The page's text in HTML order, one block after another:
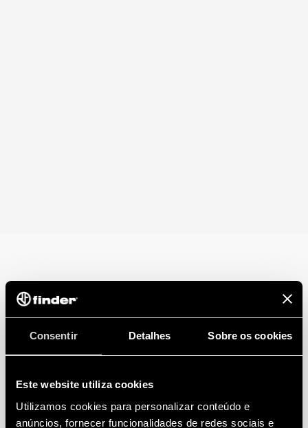
Consentir Detalhes Sobre os cookies
Este website utiliza cookies
Utilizamos cookies para personalizar conteúdo e
anúncios, fornecer funcionalidades de redes sociais e